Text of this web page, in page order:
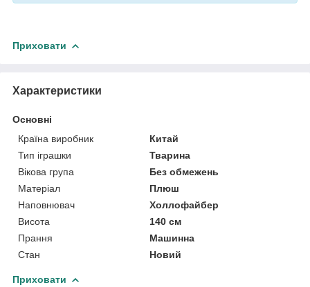
Приховати
Характеристики
Основні
Країна виробник
Китай
Тип іграшки
Тварина
Вікова група
Без обмежень
Матеріал
Плюш
Наповнювач
Холлофайбер
Висота
140 см
Прання
Машинна
Стан
Новий
Приховати